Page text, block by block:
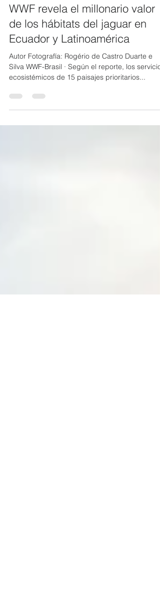
18 dic 2024 3 min de lectura
WWF revela el millonario valor
de los hábitats del jaguar en
Ecuador y Latinoamérica
Autor Fotografía: Rogério de Castro Duarte e